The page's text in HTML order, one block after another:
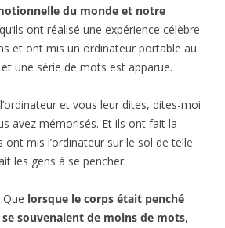
du monde et notre
ont réalisé une expérience célèbre
et ont mis un ordinateur portable au
une série de mots est apparue.
et vous leur dites, dites-moi
avez mémorisés. Et ils ont fait la
mis l’ordinateur sur le sol de telle
les gens à se pencher.
Que lorsque le corps était penché
se souvenaient de moins de mots,